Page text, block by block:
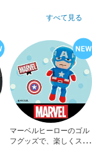
すべて見る
マーベルヒーローのゴル
フグッズで、楽しくスコ